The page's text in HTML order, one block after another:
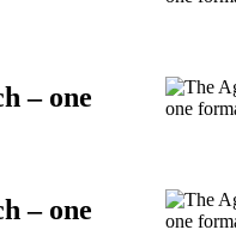
– one
– one